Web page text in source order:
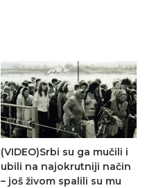
(VIDEO)Srbi su ga mučili i
ubili na najokrutniji način
– još živom spalili su mu